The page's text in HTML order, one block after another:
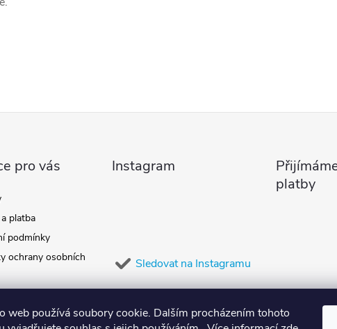
web používá soubory cookie. Dalším procházením tohoto
pro vás
platba
podmínky
ochrany osobních
Instagram
Sledovat na Instagramu
platby